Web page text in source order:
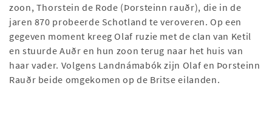
zoon, Thorstein de Rode (Þorsteinn rauðr), die in de
jaren 870 probeerde Schotland te veroveren. Op een
gegeven moment kreeg Olaf ruzie met de clan van Ketil
en stuurde Auðr en hun zoon terug naar het huis van
haar vader. Volgens Landnámabók zijn Olaf en Þorsteinn
Rauðr beide omgekomen op de Britse eilanden.